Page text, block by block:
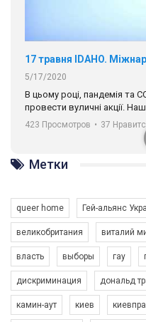
5/17/2020
В цьому році, пандемія та
провести вуличні акції.
навіть коли ми у різних
разом. Ми закликаємо всіх
солідарності, приєднатися
ГАУ є в 16 областях України.
Разом наш голос лунає
423 Просмотров • 37
Метки
queer home Гей-альянс
великобритания виталий
власть выборы гау
дискриминация дональд
камин-аут киев